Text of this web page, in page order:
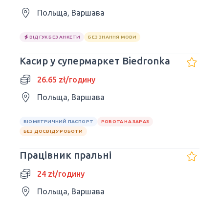
Польща, Варшава
ВІДГУК БЕЗ АНКЕТИ БЕЗ ЗНАННЯ МОВИ
Касир у супермаркет Biedronka
26.65 zł/годину
Польща, Варшава
БІОМЕТРИЧНИЙ ПАСПОРТ
РОБОТА НА ЗАРАЗ
БЕЗ ДОСВІДУ РОБОТИ
Працівник пральні
24 zł/годину
Польща, Варшава